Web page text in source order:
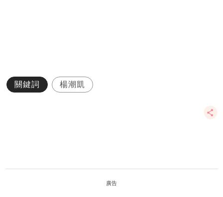
關鍵詞 楊潮凱
廣告